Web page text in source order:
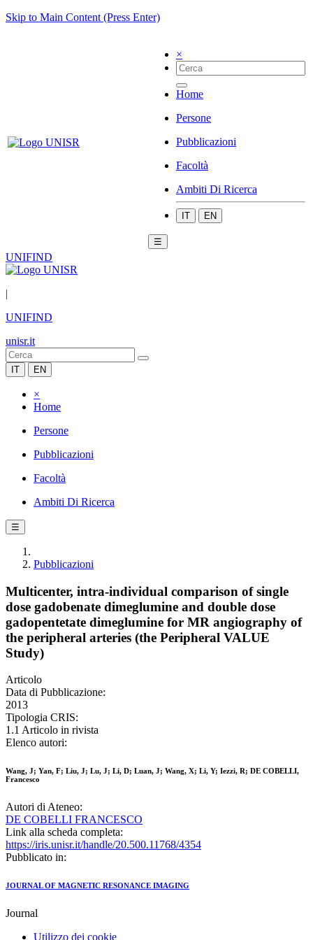
Skip to Main Content (Press Enter)
×
Home
Persone
Pubblicazioni
Facoltà
Ambiti Di Ricerca
IT EN
☰
UNIFIND
|
UNIFIND
unisr.it
IT EN
×
Home
Persone
Pubblicazioni
Facoltà
Ambiti Di Ricerca
☰
Pubblicazioni
Multicenter, intra-individual comparison of single
dose gadobenate dimeglumine and double dose
gadopentetate dimeglumine for MR angiography of
the peripheral arteries (the Peripheral VALUE
Study)
Articolo
Data di Pubblicazione:
2013
Tipologia CRIS:
1.1 Articolo in rivista
Elenco autori:
Wang, J; Yan, F; Liu, J; Lu, J; Li, D; Luan, J; Wang, X; Li, Y; Iezzi, R; DE COBELLI,
Francesco
Autori di Ateneo:
DE COBELLI FRANCESCO
Link alla scheda completa:
https://iris.unisr.it/handle/20.500.11768/4354
Pubblicato in:
JOURNAL OF MAGNETIC RESONANCE IMAGING
Journal
Utilizzo dei cookie